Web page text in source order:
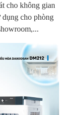
cho không gian
dụng cho phòng